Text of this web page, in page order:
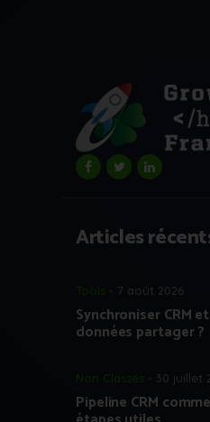
Articles
Tools 7 août 2026
Synchroniser CRM
données partager ?
Non Classés 30 juillet
Pipeline CRM